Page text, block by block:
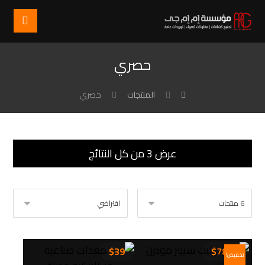
حصري
المنتجات حصري
عرض ⁦3⁩ من كل النتائج
$79
$78
$39